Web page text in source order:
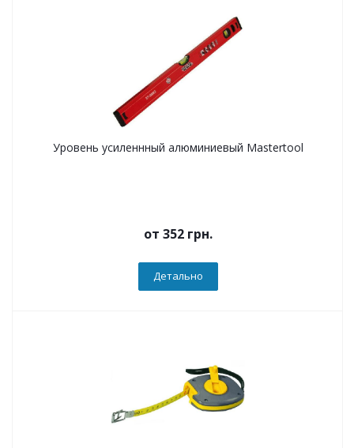
Уровень усиленнный алюминиевый Mastertool
от 352 грн.
Детально